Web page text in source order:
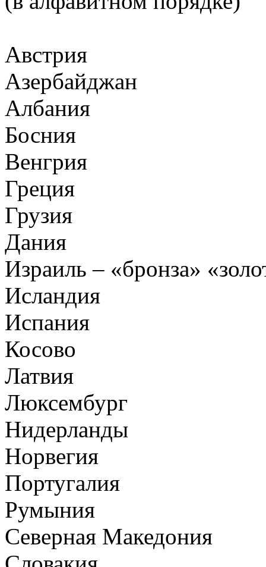
Австрия
Азербайджан
Албания
Босния
Венгрия
Греция
Грузия
Дания
Израиль – «бронза»
Исландия
Испания
Косово
Латвия
Люксембург
Нидерланды
Норвегия
Португалия
Румыния
Северная Македония